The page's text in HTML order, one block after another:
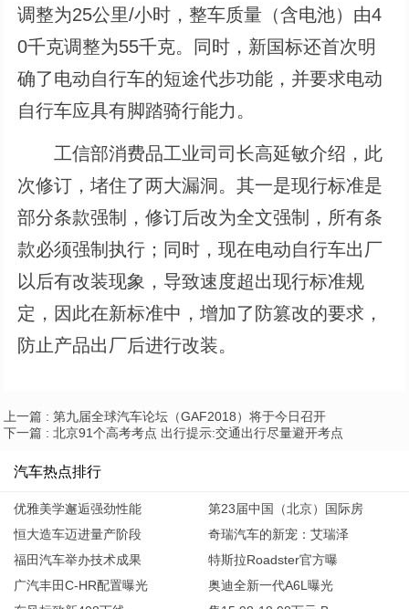
调整为25公里/小时，整车质量（含电池）由4
0千克调整为55千克。同时，新国标还首次明
确了电动自行车的短途代步功能，并要求电动
自行车应具有脚踏骑行能力。
工信部消费品工业司司长高延敏介绍，此
次修订，堵住了两大漏洞。其一是现行标准是
部分条款强制，修订后改为全文强制，所有条
款必须强制执行；同时，现在电动自行车出厂
以后有改装现象，导致速度超出现行标准规
定，因此在新标准中，增加了防篡改的要求，
防止产品出厂后进行改装。
上一篇 : 第九届全球汽车论坛（GAF2018）将于今日召开
下一篇 : 北京91个高考考点 出行提示:交通出行尽量避开考点
汽车热点排行
优雅美学邂逅强劲性能
第23届中国（北京）国际房
恒大造车迈进量产阶段
奇瑞汽车的新宠：艾瑞泽
福田汽车举办技术成果
特斯拉Roadster官方曝
广汽丰田C-HR配置曝光
奥迪全新一代A6L曝光